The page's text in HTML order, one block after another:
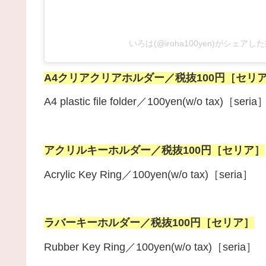
いろは(@iroha100yen)がシェアした
A4クリアクリアホルダー／税抜100円［セリア
A4 plastic file folder／100yen(w/o tax)［seria］
アクリルキーホルダー／税抜100円［セリア］
Acrylic Key Ring／100yen(w/o tax)［seria］
ラバーキーホルダー／税抜100円［セリア］
Rubber Key Ring／100yen(w/o tax)［seria］